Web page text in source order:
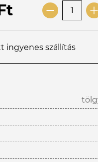
ingyenes szállítás